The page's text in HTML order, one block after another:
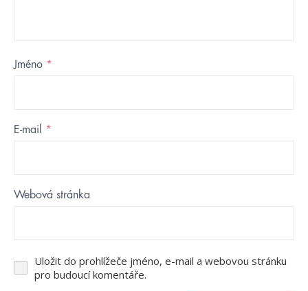
Jméno *
E-mail *
Webová stránka
Uložit do prohlížeče jméno, e-mail a webovou stránku
pro budoucí komentáře.